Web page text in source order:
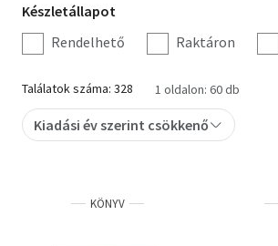
Irodalom
Művészet
Szakkönyv
Szótár, nyelvkönyv
Készletállapot
szűrés
Készletállapot
Rendelhető
Raktáron
Találatok száma: 328 1 oldalon: 60 db
Kiadási év szerint csökkenő
KÖNYV